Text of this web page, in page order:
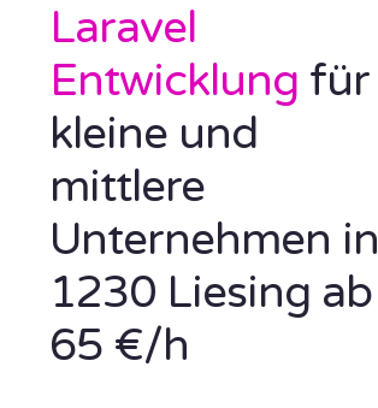
Laravel
Entwicklung für
kleine und
mittlere
Unternehmen in
1230 Liesing ab
65 €/h